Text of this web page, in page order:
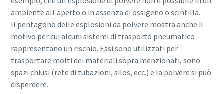
ambiente all'aperto o in assenza di ossigeno o scintilla.
Il pentagono delle esplosioni da polvere mostra anche il
motivo per cui alcuni sistemi di trasporto pneumatico
rappresentano un rischio. Essi sono utilizzati per
trasportare molti dei materiali sopra menzionati, sono
spazi chiusi (rete di tubazioni, silos, ecc.) e la polvere si può
disperdere.